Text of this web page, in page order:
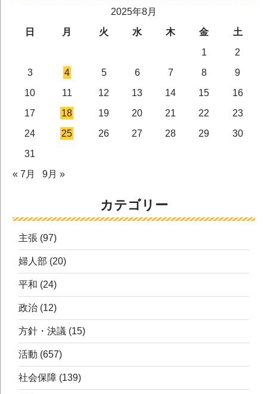
2025年8月
日
月 火 水 木 金
土
1
2
3
4 5 6 7 8
9
10
11 12 13 14 15
16
17
18 19 20 21 22
23
24
25 26 27 28 29
30
31
« 7月
9月 »
カテゴリー
主張 (97)
婦人部 (20)
平和 (24)
政治 (12)
方針・決議 (15)
活動 (657)
社会保障 (139)